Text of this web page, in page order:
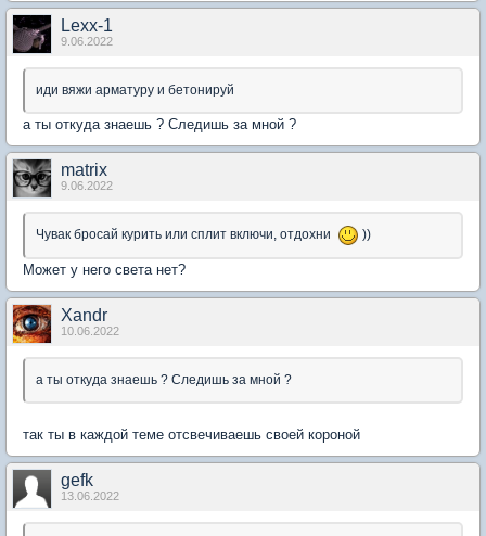
Lexx-1
9.06.2022
иди вяжи арматуру и бетонируй
а ты откуда знаешь ? Следишь за мной ?
matrix
9.06.2022
Чувак бросай курить или сплит включи, отдохни ))
Может у него света нет?
Xandr
10.06.2022
а ты откуда знаешь ? Следишь за мной ?
так ты в каждой теме отсвечиваешь своей короной
gefk
13.06.2022